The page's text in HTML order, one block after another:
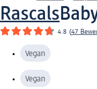
Rascals
4.8 (47
Vegan
Vegan